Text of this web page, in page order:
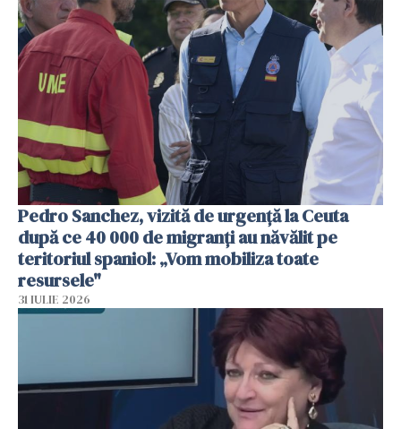
Pedro Sanchez, vizită de urgență la Ceuta
după ce 40 000 de migranți au năvălit pe
teritoriul spaniol: „Vom mobiliza toate
resursele"
31 IULIE 2026